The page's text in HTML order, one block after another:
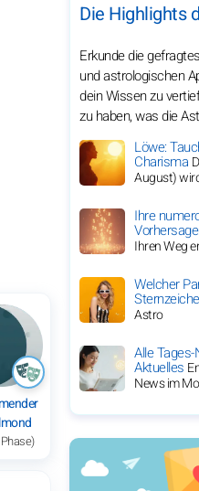
Die Highlights
Erkunde die
und astrologischen
dein Wissen zu
zu haben, was die
Löwe:
Charisma
August)
Ihre
Ihren Weg
Welcher
Astro
Alle
Aktuelles
News im